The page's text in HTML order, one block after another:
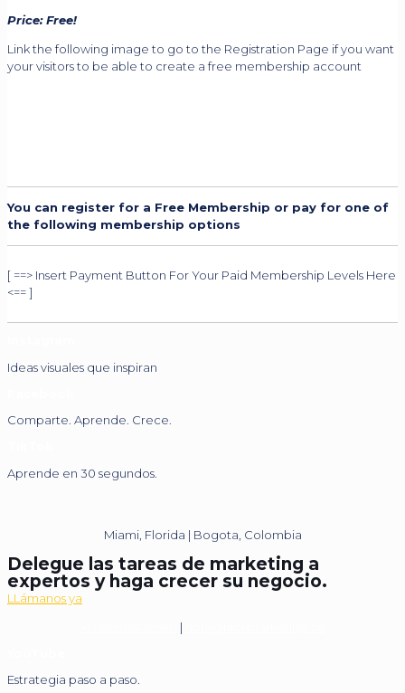
Price: Free!
Link the following image to go to the Registration Page if you want
your visitors to be able to create a free membership account
You can register for a Free Membership or pay for one of
the following membership options
[ ==> Insert Payment Button For Your Paid Membership Levels Here
<== ]
Ideas visuales que inspiran
Comparte. Aprende. Crece.
Aprende en 30 segundos.
Miami, Florida | Bogota, Colombia
Delegue las tareas de marketing a
expertos y haga crecer su negocio.
LLámanos ya
|
Estrategia paso a paso.